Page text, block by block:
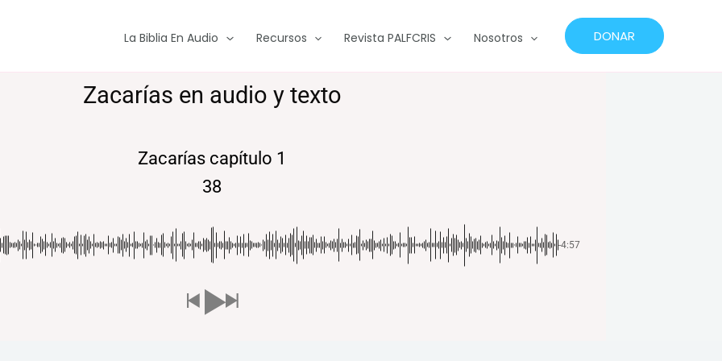
La Biblia En Audio Recursos Revista PALFCRIS Nosotros DONAR
Zacarías en audio y texto
Zacarías capítulo 1
38
-4:57